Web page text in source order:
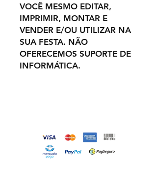
VOCÊ MESMO EDITAR,
IMPRIMIR, MONTAR E
VENDER E/OU UTILIZAR NA
SUA FESTA. NÃO
OFERECEMOS SUPORTE DE
INFORMÁTICA.